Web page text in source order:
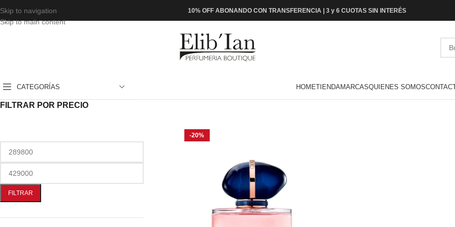
Skip to navigation
Skip to main content
10% OFF ABONANDO CON TRANSFERENCIA | 3 y 6 CUOTAS SIN INTERÉS
CATEGORÍAS HOMETIENDAMARCASQUIENES SOMOS
FILTRAR POR PRECIO
FILTRAR
-20%